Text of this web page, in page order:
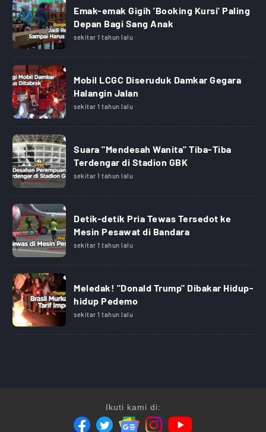
Emak-emak Gigih 'Booking Kursi' Paling
Depan Bagi Sang Anak
sekitar 1 tahun lalu
Mobil LCGC Diseruduk Damkar Gegara
Halangin Jalan
sekitar 1 tahun lalu
Suara "Mendesah Wanita" Tiba-Tiba
Terdengar di Stadion GBK
sekitar 1 tahun lalu
Detik-detik Pria Tewas Tersedot ke
Mesin Pesawat di Bandara
sekitar 1 tahun lalu
Meledak! "Donald Trump" Dibakar Hidup-
hidup Pedemo
sekitar 1 tahun lalu
Ikuti kami di: